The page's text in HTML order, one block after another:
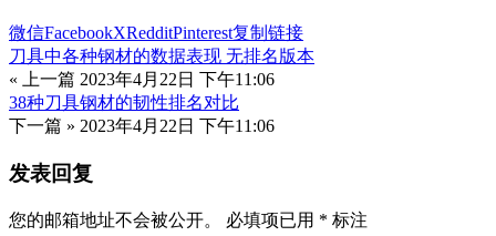
微信FacebookXRedditPinterest复制链接
刀具中各种钢材的数据表现 无排名版本
« 上一篇 2023年4月22日 下午11:06
38种刀具钢材的韧性排名对比
下一篇 » 2023年4月22日 下午11:06
发表回复
您的邮箱地址不会被公开。 必填项已用 * 标注